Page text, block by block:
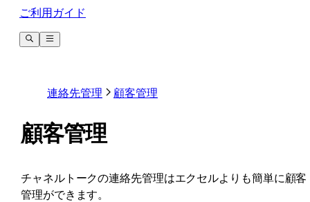
ご利用ガイド
連絡先管理 顧客管理
顧客管理
チャネルトークの連絡先管理はエクセルよりも簡単に顧客
管理ができます。